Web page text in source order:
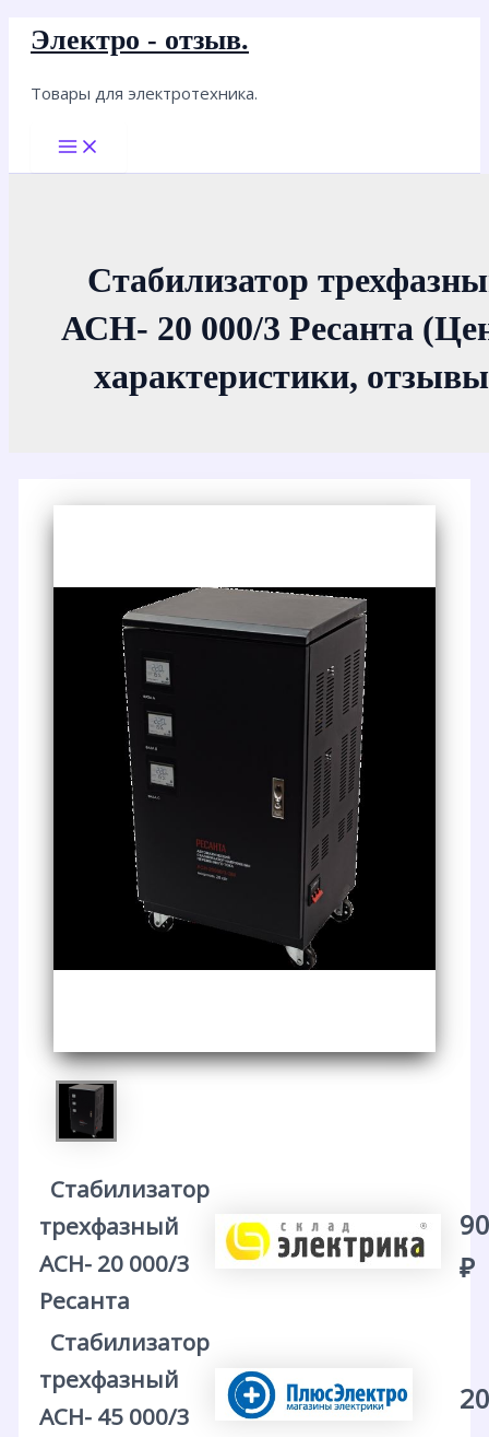
Перейти
содержимому
Электро - отзыв.
Товары для электротехника.
Main
Menu
Стабилизатор
АСН- 20 000/3 Ресанта
характеристики,
Стабилизатор
трехфазный
АСН- 20 000/3
Ресанта
₽
Стабилизатор
трехфазный
АСН- 45 000/3